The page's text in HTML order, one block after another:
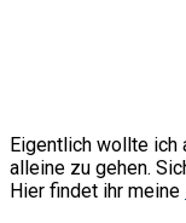
Eigentlich wollte ich
alleine zu gehen.
Hier findet ihr meine